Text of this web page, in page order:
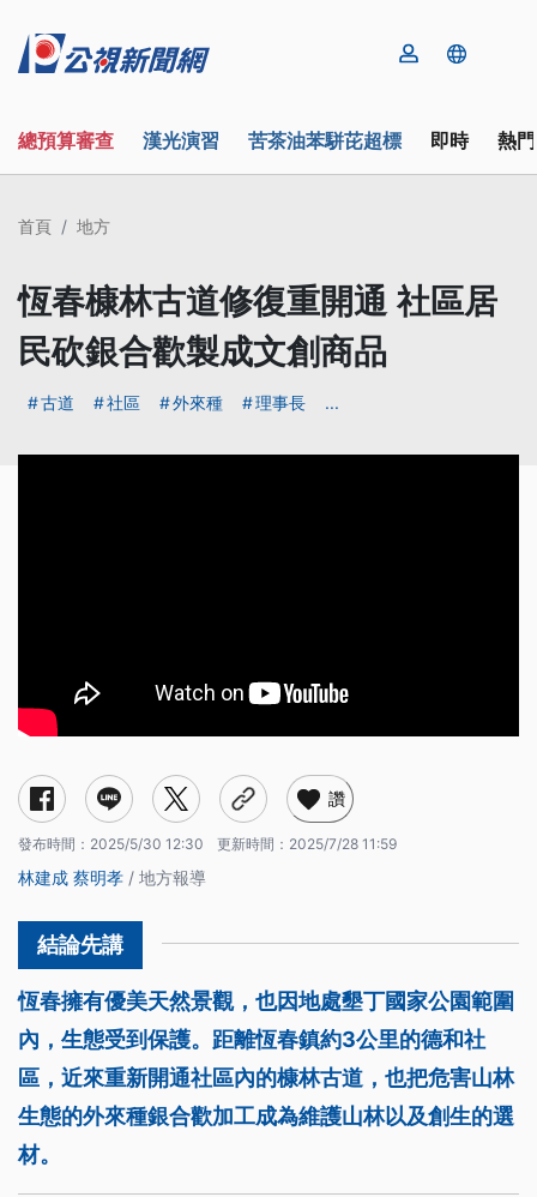
總預算審查 漢光演習 苦茶油苯駢芘超標 即時 熱
首頁 地方
恆春槺林古道修復重開通 社區居
民砍銀合歡製成文創商品
古道 社區 外來種 理事長 ...
讚
發布時間： 2025/5/30 12:30 更新時間： 2025/7/28 11:59
林建成 蔡明孝 / 地方報導
恆春擁有優美天然景觀，也因地處墾丁國家公園範圍
內，生態受到保護。距離恆春鎮約3公里的德和社
區，近來重新開通社區內的槺林古道，也把危害山林
生態的外來種銀合歡加工成為維護山林以及創生的選
材。